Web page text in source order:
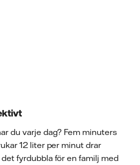
du varje dag? Fem minuters
12 liter per minut drar
fyrdubbla för en familj med